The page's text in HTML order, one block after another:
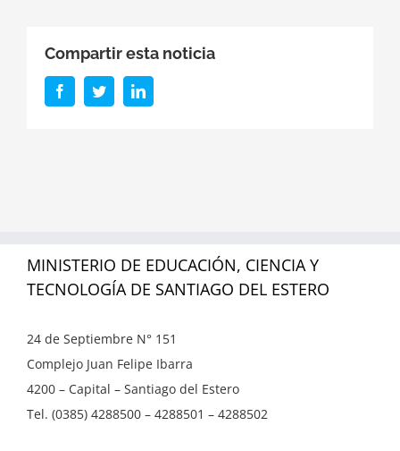
Compartir esta noticia
FacebookTwitterLinkedIn
MINISTERIO DE EDUCACIÓN, CIENCIA Y
TECNOLOGÍA DE SANTIAGO DEL ESTERO
24 de Septiembre N° 151
Complejo Juan Felipe Ibarra
4200 – Capital – Santiago del Estero
Tel. (0385) 4288500 – 4288501 – 4288502